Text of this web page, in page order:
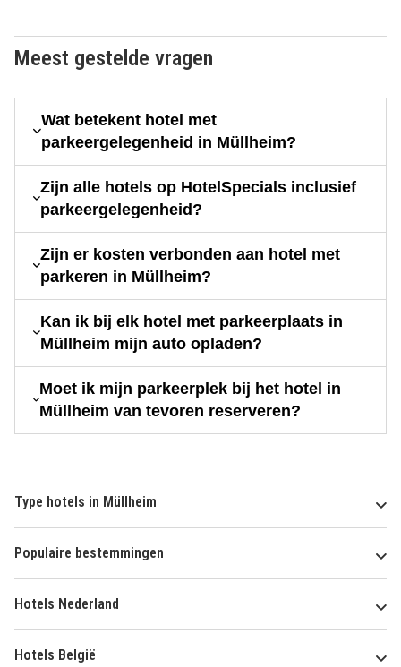
Meest gestelde vragen
Wat betekent hotel met
parkeergelegenheid in Müllheim?
Zijn alle hotels op HotelSpecials inclusief
parkeergelegenheid?
Zijn er kosten verbonden aan hotel met
parkeren in Müllheim?
Kan ik bij elk hotel met parkeerplaats in
Müllheim mijn auto opladen?
Moet ik mijn parkeerplek bij het hotel in
Müllheim van tevoren reserveren?
Type hotels in Müllheim
Populaire bestemmingen
Hotels Nederland
Hotels België